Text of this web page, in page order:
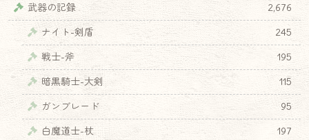
武器の記録
2,676
ナイト-剣盾
245
戦士-斧
195
暗黒騎士-大剣
115
ガンブレード
95
白魔道士-杖
197